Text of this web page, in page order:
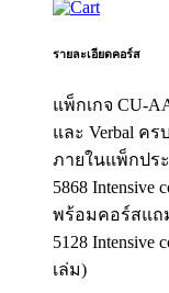
รายละเอียดคอร์ส
แพ็กเกจ CU-
และ Verbal ค
ภายในแพ็กปร
5868 Intensive
พร้อมคอร์สแถ
5128 Intensive
เล่ม)